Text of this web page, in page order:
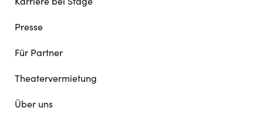
Presse
Für Partner
Theatervermietung
Über uns